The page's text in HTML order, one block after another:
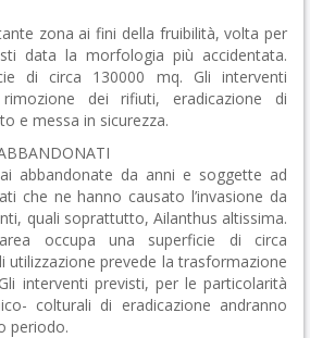
zona ai fini della fruibilità, volta per
data la morfologia più accidentata.
di circa 130000 mq. Gli interventi
dei rifiuti, eradicazione di
e messa in sicurezza.
abbandonate da anni e soggette ad
che ne hanno causato l’invasione da
quali soprattutto, Ailanthus altissima.
occupa una superficie di circa
utilizzazione prevede la trasformazione
interventi previsti, per le particolarità
colturali di eradicazione andranno
periodo.